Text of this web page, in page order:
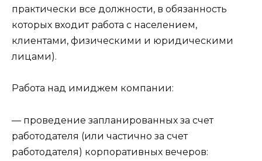
практически все должности, в обязанность
которых входит работа с населением,
клиентами, физическими и юридическими
лицами).
Работа над имиджем компании:
— проведение запланированных за счет
работодателя (или частично за счет
работодателя) корпоративных вечеров: